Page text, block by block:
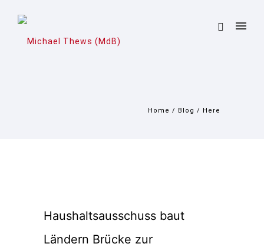
Home / Blog / Here
Haushaltsausschuss baut
Ländern Brücke zur